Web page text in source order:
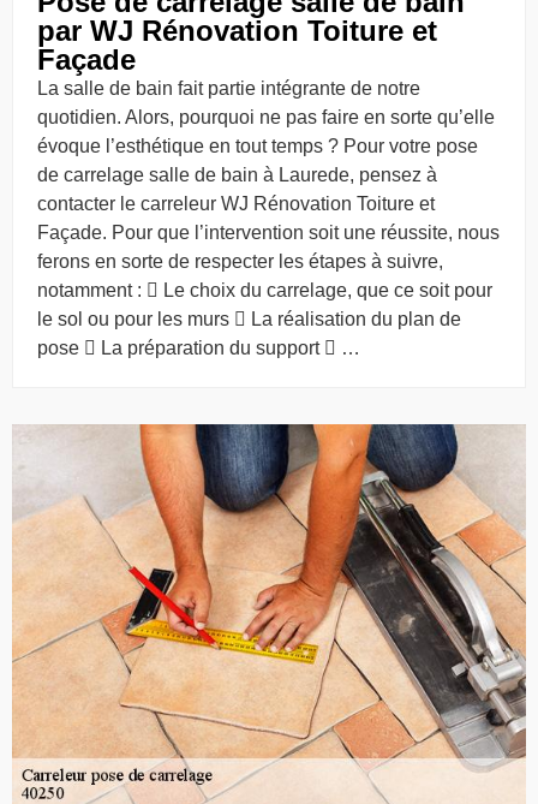
par WJ Rénovation Toiture et
Façade
La salle de bain fait partie intégrante de notre
quotidien. Alors, pourquoi ne pas faire en sorte qu’elle
évoque l’esthétique en tout temps ? Pour votre pose
de carrelage salle de bain à Laurede, pensez à
contacter le carreleur WJ Rénovation Toiture et
Façade. Pour que l’intervention soit une réussite, nous
ferons en sorte de respecter les étapes à suivre,
notamment :  Le choix du carrelage, que ce soit pour
le sol ou pour les murs  La réalisation du plan de
pose  La préparation du support  …